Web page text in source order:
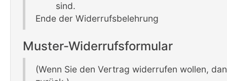
sind.
Ende der Widerrufsbelehrung
Muster-Widerrufsformular
(Wenn Sie den Vertrag widerrufen wollen,